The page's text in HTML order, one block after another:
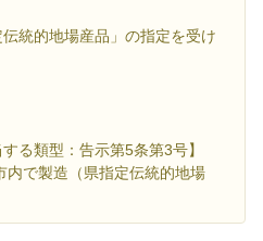
統的地場産品」の指定を受け
る類型：告示第5条第3号】
内で製造（県指定伝統的地場